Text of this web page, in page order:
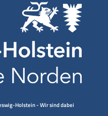
Holstein - Wir sind dabei